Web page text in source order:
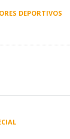
DEPORTIVOS